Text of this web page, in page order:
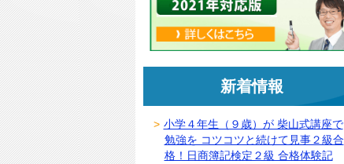
新着情報
小学４年生（９歳）が 柴山式講座で
勉強を コツコツと続けて見事２級合
格！日商簿記検定２級 合格体験記